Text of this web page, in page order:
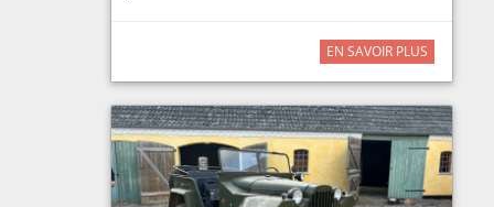
EN SAVOIR PLUS